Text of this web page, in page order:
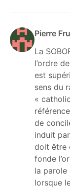
Pierre
La
l’ordre
est
sens du
«
de
induit
doit être
fonde
la parole
lorsque